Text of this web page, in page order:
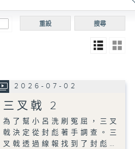
搜尋
重設
2026-07-02
三叉戟 2
為了幫小呂洗刷冤屈，三叉
戟決定從封彪著手調查。三
叉戟透過線報找到了封彪…